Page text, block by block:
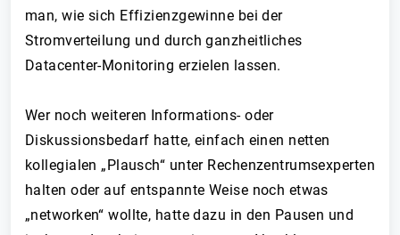
man, wie sich Effizienzgewinne bei der
Stromverteilung und durch ganzheitliches
Datacenter-Monitoring erzielen lassen.
Wer noch weiteren Informations- oder
Diskussionsbedarf hatte, einfach einen netten
kollegialen „Plausch“ unter Rechenzentrumsexperten
halten oder auf entspannte Weise noch etwas
„networken“ wollte, hatte dazu in den Pausen und